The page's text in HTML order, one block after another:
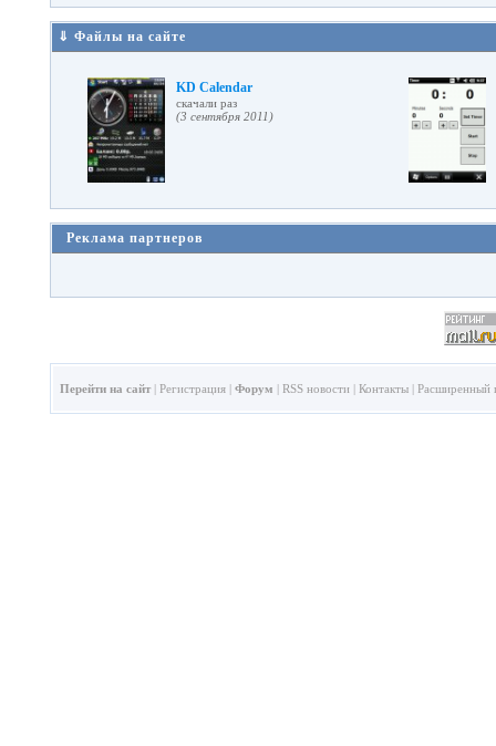
⇓ Файлы на сайте
KD Calendar
cкачали раз
(3 сентября 2011)
Реклама партнеров
Перейти на сайт | Регистрация| Форум | RSS новости| Контакты| Расширенный